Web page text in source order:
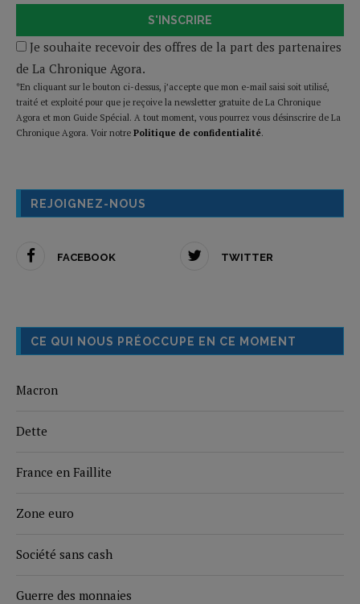
S'INSCRIRE
Je souhaite recevoir des offres de la part des partenaires
de La Chronique Agora.
*En cliquant sur le bouton ci-dessus, j’accepte que mon e-mail saisi soit utilisé,
traité et exploité pour que je reçoive la newsletter gratuite de La Chronique
Agora et mon Guide Spécial. A tout moment, vous pourrez vous désinscrire de La
Chronique Agora. Voir notre Politique de confidentialité.
REJOIGNEZ-NOUS
FACEBOOK TWITTER
CE QUI NOUS PRÉOCCUPE EN CE MOMENT
Macron
Dette
France en Faillite
Zone euro
Société sans cash
Guerre des monnaies